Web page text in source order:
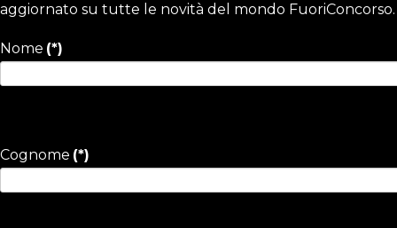
aggiornato su tutte le novità del mondo FuoriConcorso.
Nome (*)
Cognome (*)